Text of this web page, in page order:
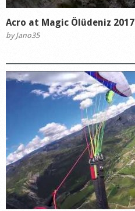
Acro at Magic Ölüdeniz 2017
byJano35